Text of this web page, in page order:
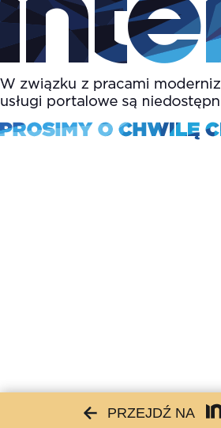
PRZEJDŹ NA